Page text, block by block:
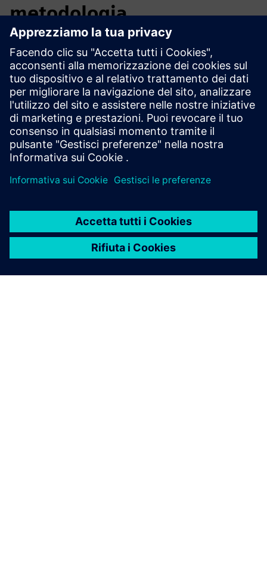
metodologia
Sfida: una fusione di acciaio al carbonio soggetta a difetti
richiedeva 4 alimentatori esotermici, che aggiungevano
CO₂ indesiderata.
Soluzione: GGI ha modellato un metodo di fusione
riprogettato, eliminando la necessità di alimentatori
aggiuntivi.
Risultato: 0,54 kg di CO₂ risparmiati per getto, una
riduzione del 9%.